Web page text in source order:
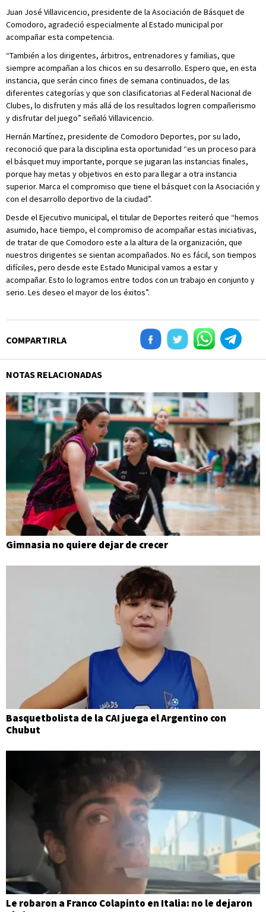
Juan José Villavicencio, presidente de la Asociación de Básquet de
Comodoro, agradeció especialmente al Estado municipal por
acompañar esta competencia.
“También a los dirigentes, árbitros, entrenadores y familias, que
siempre acompañan a los chicos en su desarrollo. Espero que, en esta
instancia, que serán cinco fines de semana continuados, de las
diferentes categorías y que son clasificatorias al Federal Nacional de
Clubes, lo disfruten y más allá de los resultados logren compañerismo
y disfrutar del juego” señaló Villavicencio.
Hernán Martínez, presidente de Comodoro Deportes, por su lado,
reconoció que para la disciplina esta oportunidad “es un proceso para
el básquet muy importante, porque se jugaran las instancias finales,
porque hay metas y objetivos en esto para llegar a otra instancia
superior. Marca el compromiso que tiene el básquet con la Asociación y
con el desarrollo deportivo de la ciudad”.
Desde el Ejecutivo municipal, el titular de Deportes reiteró que “hemos
asumido, hace tiempo, el compromiso de acompañar estas iniciativas,
de tratar de que Comodoro este a la altura de la organización, que
nuestros dirigentes se sientan acompañados. No es fácil, son tiempos
difíciles, pero desde este Estado Municipal vamos a estar y
acompañar. Esto lo logramos entre todos con un trabajo en conjunto y
serio. Les deseo el mayor de los éxitos”.
COMPARTIRLA
NOTAS RELACIONADAS
Gimnasia no quiere dejar de crecer
Basquetbolista de la CAI juega el Argentino con
Chubut
Le robaron a Franco Colapinto en Italia: no le dejaron